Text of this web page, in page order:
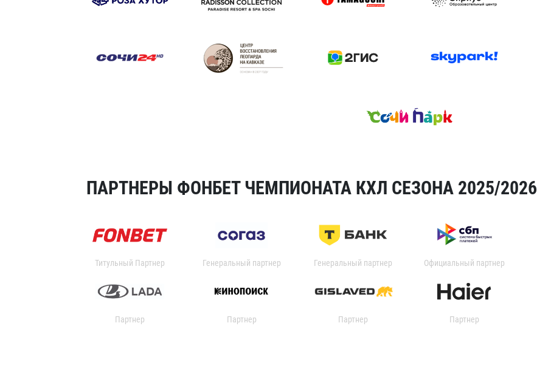
ПАРТНЕРЫ ФОНБЕТ ЧЕМПИОНАТА КХЛ СЕЗОНА 2025/2026
Титульный Партнер Генеральный партнер Генеральный партнер Официальный партнер
Партнер Партнер Партнер Партнер